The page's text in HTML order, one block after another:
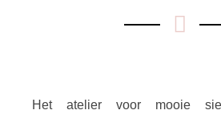
Het atelier voor mooie